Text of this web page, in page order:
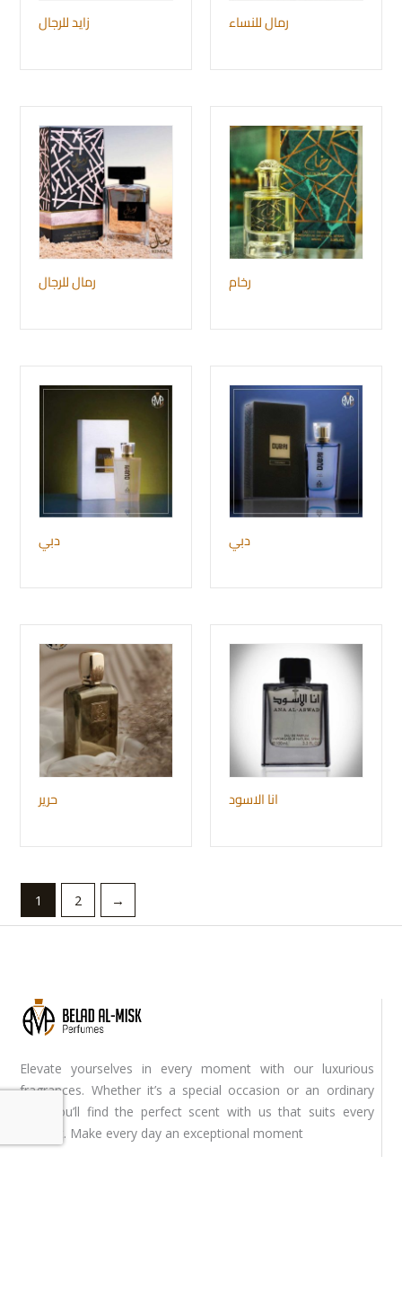
زايد للرجال رمال للنساء
رمال للرجال رخام
دبي دبي
حرير انا الاسود
1 2 →
Elevate yourselves in every moment with our luxurious
fragrances. Whether it’s a special occasion or an ordinary
day, you’ll find the perfect scent with us that suits every
context. Make every day an exceptional moment